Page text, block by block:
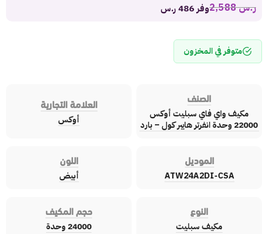
ر.س2,588 وفر 486 ر.س
متوفر في المخزون
الصنف
مكيف واي فاي سبليت أوكس
22000 وحدة انفرتر هايبر كول – بارد
العلامة التجارية
أوكس
الموديل
ATW24A2DI-CSA
اللون
أبيض
النوع
مكيف سبليت
حجم المكيف
24000 وحدة